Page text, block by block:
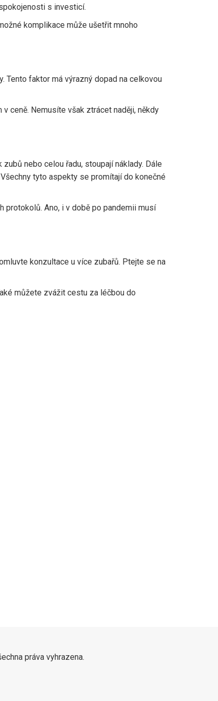
s investicí.
komplikace může ušetřit mnoho
Tento faktor má výrazný dopad na celkovou
ceně. Nemusíte však ztrácet naději, někdy
nebo celou řadu, stoupají náklady. Dále
tyto aspekty se promítají do konečné
protokolů. Ano, i v době po pandemii musí
konzultace u více zubařů. Ptejte se na
můžete zvážit cestu za léčbou do
práva vyhrazena.